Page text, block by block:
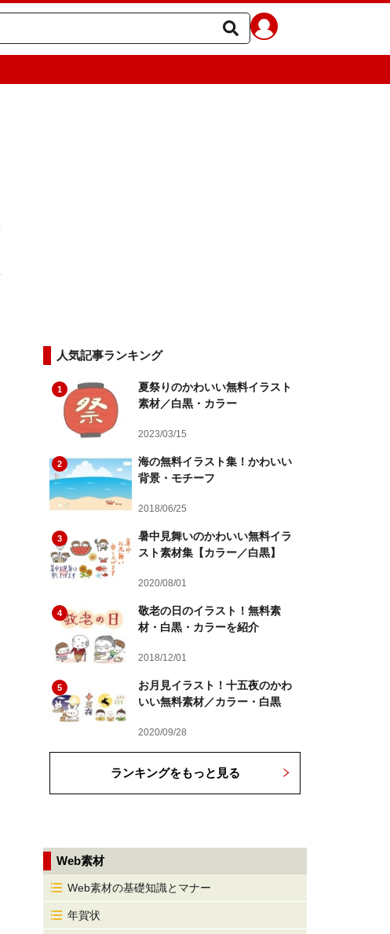
人気記事ランキング
1
夏祭りのかわいい無料イラスト
素材／白黒・カラー
2023/03/15
2
海の無料イラスト集！かわいい
背景・モチーフ
2018/06/25
3
暑中見舞いのかわいい無料イラ
スト素材集【カラー／白黒】
2020/08/01
4
敬老の日のイラスト！無料素
材・白黒・カラーを紹介
2018/12/01
5
お月見イラスト！十五夜のかわ
いい無料素材／カラー・白黒
2020/09/28
ランキングをもっと見る
Web素材
Web素材の基礎知識とマナー
年賀状